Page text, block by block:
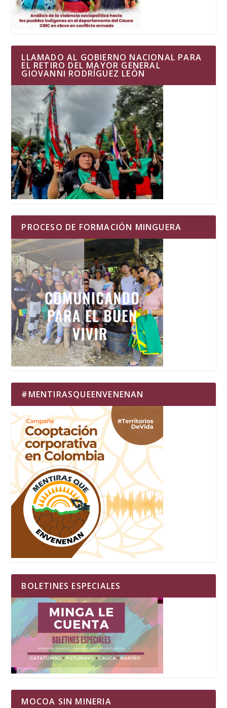
LLAMADO AL GOBIERNO NACIONAL PARA
EL RETIRO DEL MAYOR GENERAL
GIOVANNI RODRÍGUEZ LEÓN
PROCESO DE FORMACIÓN MINGUERA
#MENTIRASQUEENVENENAN
BOLETINES ESPECIALES
MOCOA SIN MINERIA